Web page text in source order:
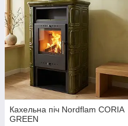
Кахельна піч Nordflam CORIA
GREEN